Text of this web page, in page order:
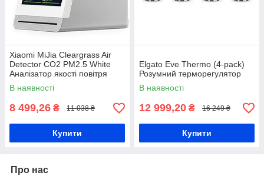
Xiaomi MiJia Cleargrass Air
Detector СО2 PM2.5 White
Аналізатор якості повітря
В наявності
8 499,26 ₴ 11 038 ₴
Купити
Elgato Eve Thermo (4-pack)
Розумний терморегулятор
В наявності
12 999,20 ₴ 16 249 ₴
Купити
Про нас